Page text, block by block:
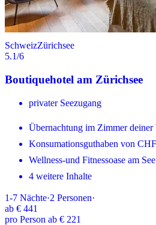
SchweizZürichsee
5.1/6
Boutiquehotel am Zürichsee
privater Seezugang
Übernachtung im Zimmer deiner
Konsumationsguthaben von
Wellness-und Fitnessoase am See
4 weitere Inhalte
1-7 Nächte·2 Personen·
ab € 441
pro Person ab € 221